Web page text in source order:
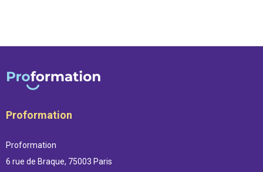
Proformation
Proformation
6 rue de Braque, 75003 Paris